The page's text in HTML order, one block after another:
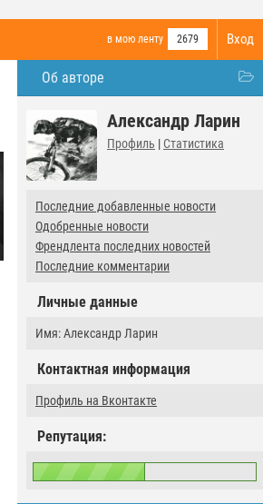
Вход
в мою ленту 2679
Об авторе
Александр Ларин
Профиль | Статистика
Последние добавленные новости
Одобренные новости
Френдлента последних новостей
Последние комментарии
Личные данные
Имя: Александр Ларин
Контактная информация
Профиль на Вконтакте
Репутация: